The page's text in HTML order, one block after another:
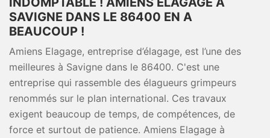
SAVIGNE DANS LE 86400 EN A
BEAUCOUP !
Amiens Elagage, entreprise d’élagage, est l’une des
meilleures à Savigne dans le 86400. C'est une
entreprise qui rassemble des élagueurs grimpeurs
renommés sur le plan international. Ces travaux
exigent beaucoup de temps, de compétences, de
force et surtout de patience. Amiens Elagage à